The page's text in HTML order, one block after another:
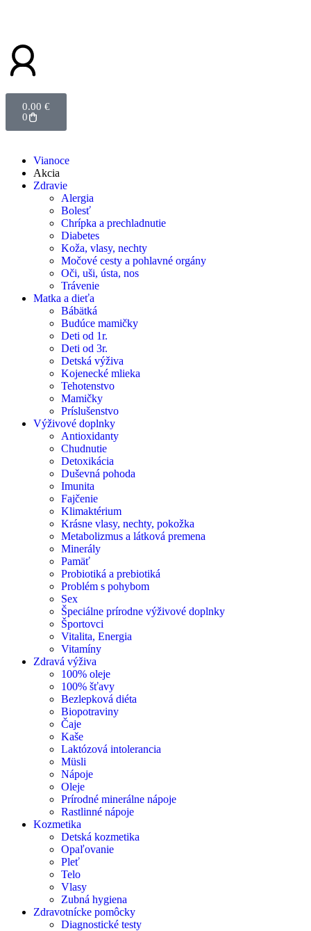
0.00 €
0
Vianoce
Akcia
Zdravie
Alergia
Bolesť
Chrípka a prechladnutie
Diabetes
Koža, vlasy, nechty
Močové cesty a pohlavné orgány
Oči, uši, ústa, nos
Trávenie
Matka a dieťa
Bábätká
Budúce mamičky
Deti od 1r.
Deti od 3r.
Detská výživa
Kojenecké mlieka
Tehotenstvo
Mamičky
Príslušenstvo
Výživové doplnky
Antioxidanty
Chudnutie
Detoxikácia
Duševná pohoda
Imunita
Fajčenie
Klimaktérium
Krásne vlasy, nechty, pokožka
Metabolizmus a látková premena
Minerály
Pamäť
Probiotiká a prebiotiká
Problém s pohybom
Sex
Špeciálne prírodne výživové doplnky
Športovci
Vitalita, Energia
Vitamíny
Zdravá výživa
100% oleje
100% šťavy
Bezlepková diéta
Biopotraviny
Čaje
Kaše
Laktózová intolerancia
Müsli
Nápoje
Oleje
Prírodné minerálne nápoje
Rastlinné nápoje
Kozmetika
Detská kozmetika
Opaľovanie
Pleť
Telo
Vlasy
Zubná hygiena
Zdravotnícke pomôcky
Diagnostické testy